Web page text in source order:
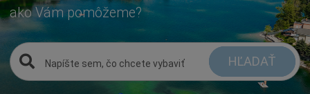
ako Vám pomôžeme?
HĽADAŤ